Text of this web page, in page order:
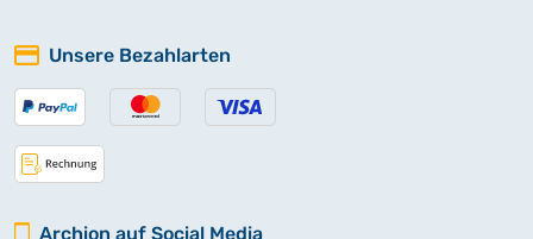
Unsere Bezahlarten
Archion auf Social Media